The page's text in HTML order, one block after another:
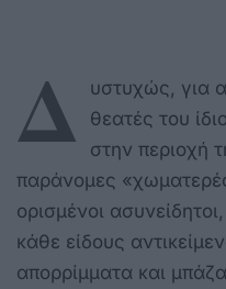
Δ
υστυχώς, για
θεατές του
στην περιοχή
παράνομες
ορισμένοι
κάθε είδους
απορρίμματα και